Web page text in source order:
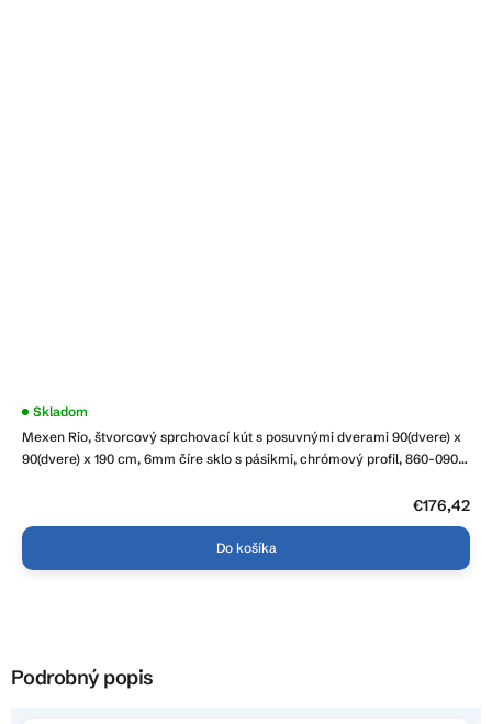
Mexen Rio, štvorcový sprchovací kút s posuvnými dverami 90(dvere) x
90(dvere) x 190 cm, 6mm číre sklo s pásikmi, chrómový profil, 860-090-
Skladom
€176,42
Do košíka
Podrobný popis